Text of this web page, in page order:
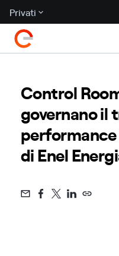
Privati
Control
governano il
di Enel